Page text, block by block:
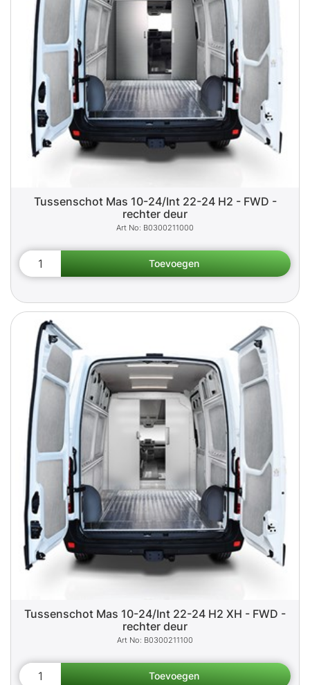
Tussenschot Mas 10-24/Int 22-24 H2 - FWD -
rechter deur
B0300211000
Tussenschot Mas 10-24/Int 22-24 H2 XH - FWD -
rechter deur
B0300211100